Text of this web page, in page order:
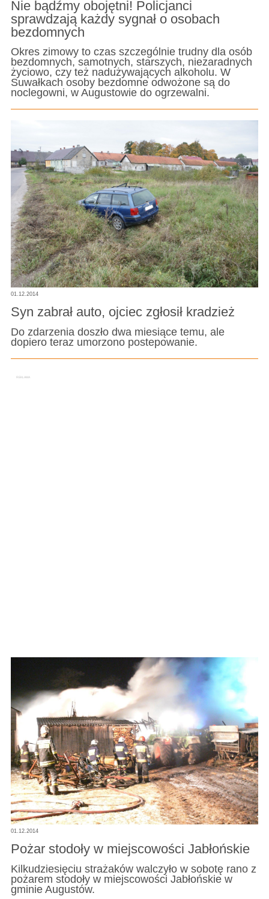
Nie bądźmy obojętni! Policjanci
sprawdzają każdy sygnał o osobach
bezdomnych
Okres zimowy to czas szczególnie trudny dla osób
bezdomnych, samotnych, starszych, niezaradnych
życiowo, czy też nadużywających alkoholu. W
Suwałkach osoby bezdomne odwożone są do
noclegowni, w Augustowie do ogrzewalni.
01.12.2014
Syn zabrał auto, ojciec zgłosił kradzież
Do zdarzenia doszło dwa miesiące temu, ale
dopiero teraz umorzono postepowanie.
01.12.2014
Pożar stodoły w miejscowości Jabłońskie
Kilkudziesięciu strażaków walczyło w sobotę rano z
pożarem stodoły w miejscowości Jabłońskie w
gminie Augustów.